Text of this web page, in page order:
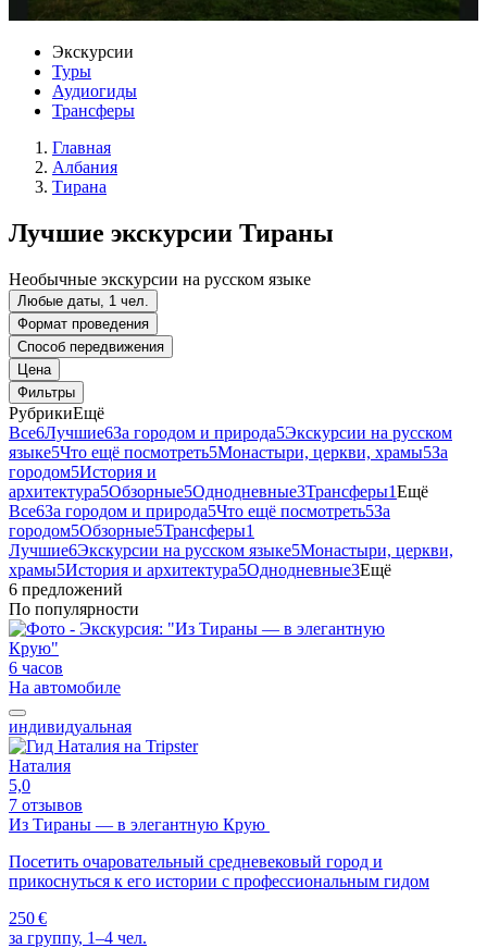
Экскурсии
Туры
Аудиогиды
Трансферы
Главная
Албания
Тирана
Лучшие экскурсии Тираны
Необычные экскурсии на русском языке
Любые даты, 1 чел.
Формат проведения
Способ передвижения
Цена
Фильтры
РубрикиЕщё
Все6Лучшие6За городом и природа5Экскурсии на русском
языке5Что ещё посмотреть5Монастыри, церкви, храмы5За
городом5История и
архитектура5Обзорные5Однодневные3Трансферы1Ещё
Все6За городом и природа5Что ещё посмотреть5За
городом5Обзорные5Трансферы1
Лучшие6Экскурсии на русском языке5Монастыри, церкви,
храмы5История и архитектура5Однодневные3Ещё
6 предложений
По популярности
6 часов
На автомобиле
индивидуальная
Наталия
5,0
7 отзывов
Из Тираны — в элегантную Крую
Посетить очаровательный средневековый город и
прикоснуться к его истории с профессиональным гидом
250 €
за группу, 1–4 чел.